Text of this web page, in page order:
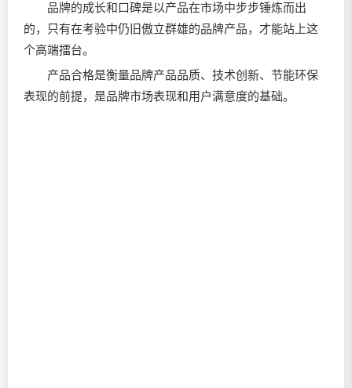
品牌的成长和口碑是以产品在市场中步步锤炼而出
的，只有在考验中仍旧傲立群雄的品牌产品，才能站上这
个高端擂台。
产品合格是衡量品牌产品品质、技术创新、节能环保
表现的前提，是品牌市场表现和用户满意度的基础。